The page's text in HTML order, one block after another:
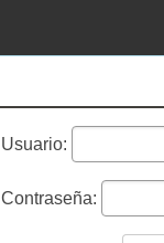
Usuario:
Contraseña: